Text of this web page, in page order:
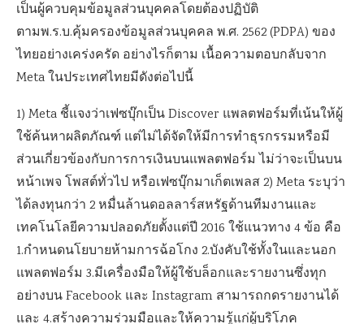
เป็นผู้ควบคุมข้อมูลส่วนบุคคลโดยต้องปฏิบัติ
ตามพ.ร.บ.คุ้มครองข้อมูลส่วนบุคคล พ.ศ. 2562 (PDPA) ของ
ไทยอย่างเคร่งครัด อย่างไรก็ตาม เนื้อความตอบกลับจาก
Meta ในประเทศไทยมีดังต่อไปนี้
1) Meta ชี้แจงว่าเฟซบุ๊กเป็น Discover แพลตฟอร์มที่เน้นให้ผู้
ใช้ค้นหาผลิตภัณฑ์ แต่ไม่ได้จัดให้มีการทำธุรกรรมหรือมี
ส่วนเกี่ยวข้องกับการการเงินบนแพลตฟอร์ม ไม่ว่าจะเป็นบน
หน้าเพจ โพสต์ทั่วไป หรือเฟซบุ๊กมาเก็ตเพลส 2) Meta ระบุว่า
ได้ลงทุนกว่า 2 หมื่นล้านดอลลาร์สหรัฐด้านทีมงานและ
เทคโนโลยีความปลอดภัยตั้งแต่ปี 2016 ใช้แนวทาง 4 ข้อ คือ
1.กำหนดนโยบายห้ามการฉ้อโกง 2.บังคับใช้ทั้งในและนอก
แพลตฟอร์ม 3.มีเครื่องมือให้ผู้ใช้บล็อกและรายงานซึ่งทุก
อย่างบน Facebook และ Instagram สามารถกดรายงานได้
และ 4.สร้างความร่วมมือและให้ความรู้แก่ผู้บริโภค